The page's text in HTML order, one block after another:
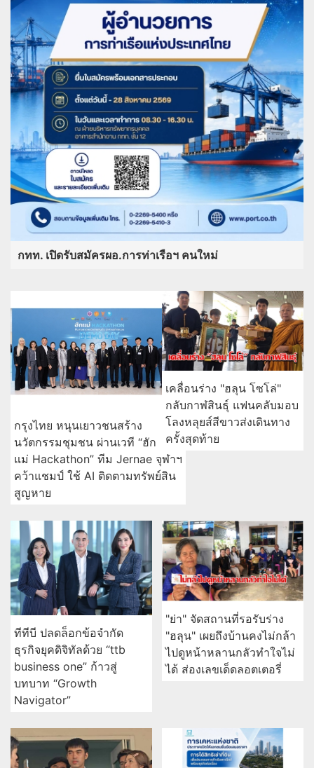
กทท. เปิดรับสมัครผอ.การท่าเรือฯ คนใหม่
กรุงไทย หนุนเยาวชนสร้าง
นวัตกรรมชุมชน ผ่านเวที “ฮัก
แม่ Hackathon” ทีม Jernae จุฬาฯ
คว้าแชมป์ ใช้ AI ติดตามทรัพย์สิน
สูญหาย
เคลื่อนร่าง "ฮลุน โซโล่"
กลับกาฬสินธุ์ แฟนคลับมอบ
โลงหลุยส์สีขาวส่งเดินทาง
ครั้งสุดท้าย
ทีทีบี ปลดล็อกข้อจำกัด
ธุรกิจยุคดิจิทัลด้วย “ttb
business one” ก้าวสู่
บทบาท “Growth
Navigator”
"ย่า" จัดสถานที่รอรับร่าง
"ฮลุน" เผยถึงบ้านคงไม่กล้า
ไปดูหน้าหลานกลัวทำใจไม่
ได้ ส่องเลขเด็ดลอตเตอรี่